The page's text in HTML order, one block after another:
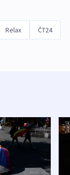
Relax ČT24